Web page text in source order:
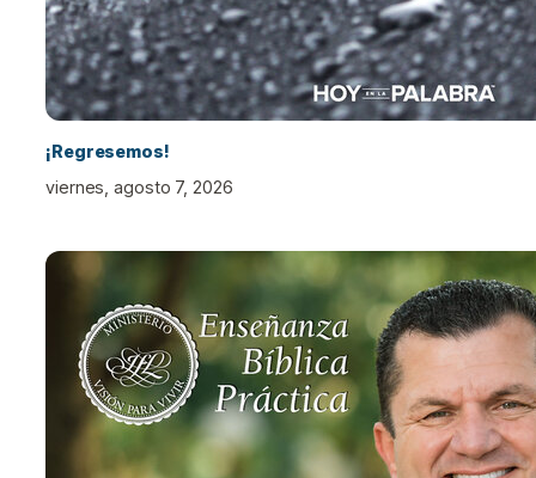
¡Regresemos!
viernes, agosto 7, 2026